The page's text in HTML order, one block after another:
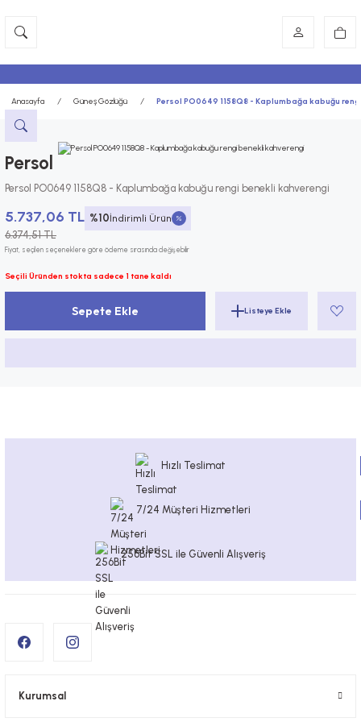
Anasayfa Güneş Gözlüğü Persol PO0649 1158Q8 - Kaplumbağa kabuğu
Persol
Persol PO0649 1158Q8 - Kaplumbağa kabuğu rengi benekli kahverengi
5.737,06 TL
6.374,51 TL
%10İndirimli Ürün
Fiyat, seçilen seçeneklere göre ödeme sırasında değişebilir
Seçili Üründen stokta sadece 1 tane kaldı
Sepete Ekle
Hızlı Teslimat
7/24 Müşteri Hizmetleri
256Bit SSL ile Güvenli Alışveriş
Kurumsal